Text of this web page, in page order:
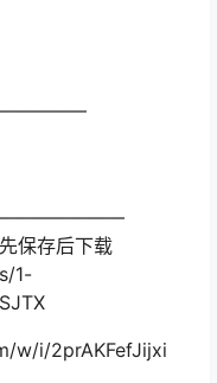
保存后下载
1-
w/i/2prAKFefJijxi